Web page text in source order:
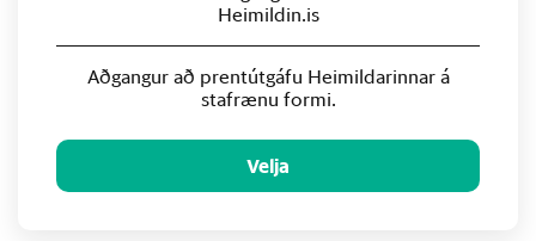
Heimildin.is
Aðgangur að prentútgáfu Heimildarinnar á
stafrænu formi.
Velja